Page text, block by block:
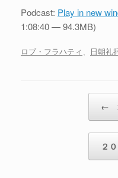
プ
レ
ヤ
Podcast: Play in new
1:08:40 — 94.3MB)
ロブ・フラハティ、 日朝礼
←
２